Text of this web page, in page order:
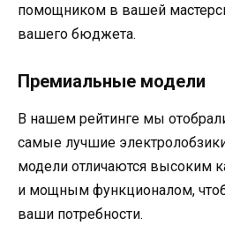
помощником в вашей
вашего бюджета.
Премиальные модели
В нашем рейтинге мы
самые лучшие
модели отличаются высоким
и мощным функционалом,
ваши потребности.